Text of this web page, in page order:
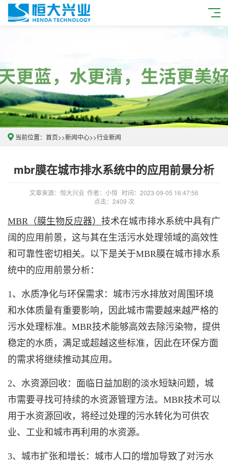
当前位置： 首页>>新闻中心>>行业新闻
mbr膜在城市排水系统中的应用前景分析
文章来源：恒大兴业 作者：小恒 时间：2023-09-05 16:47:56
点击：2409 次
MBR（膜生物反应器） 技术在城市排水系统中具有广
阔的应用前景，这与其在生活污水处理领域的高效性
和可靠性密切相关。以下是关于MBR膜在城市排水系
统中的应用前景分析：
1、水质净化与环保需求：城市污水排放对周围环境
和水体质量有重要影响，因此城市需要越来越严格的
污水处理标准。 MBR技术能够高效去除污染物，提供
稳定的水质，满足或超越这些标准，因此在环保方面
的需求将继续推动其应用。
2、水资源回收：面临日益加剧的淡水短缺问题，城
市需要寻找可持续的水资源管理方法。MBR技术可以
用于水资源回收，将经过处理的污水转化为可供农
业、工业和城市再利用的水资源。
3、城市扩张和增长：城市人口的增加导致了对污水